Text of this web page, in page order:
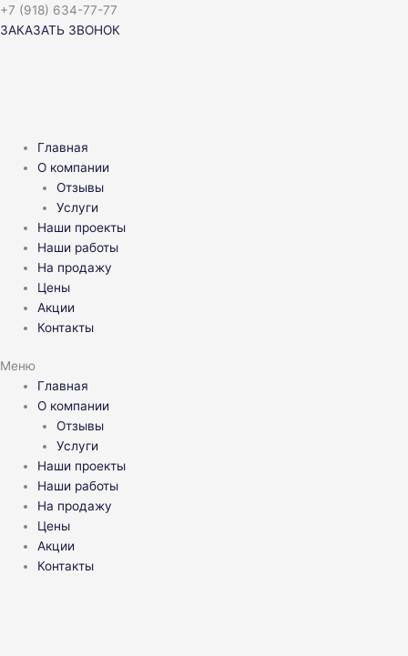
Перейти
к
+7 (918) 634-77-77
ЗАКАЗАТЬ ЗВОНОК
Главная
О компании
Отзывы
Услуги
Наши проекты
Наши работы
На продажу
Цены
Акции
Контакты
Меню
Главная
О компании
Отзывы
Услуги
Наши проекты
Наши работы
На продажу
Цены
Акции
Контакты